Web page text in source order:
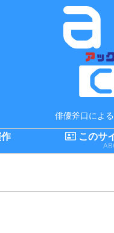
俳優斧口によ
このサ